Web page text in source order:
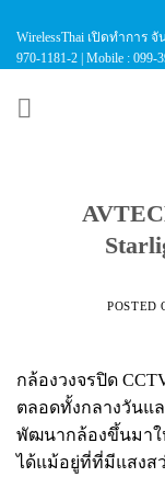
content
WirelessThai เปิดทำการ จั
970-1181-2 | Mobile : 099-
POSTED
กล้องวงจรปิด
ตลอดทั้งกลางวันแ
พัฒนากล้องขึ้นมาใ
ได้แม้อยู่ที่ที่มีแสงส